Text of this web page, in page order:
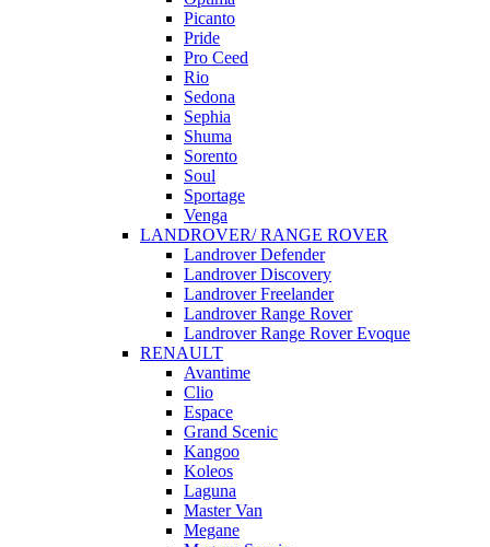
Picanto
Pride
Pro Ceed
Rio
Sedona
Sephia
Shuma
Sorento
Soul
Sportage
Venga
LANDROVER/ RANGE ROVER
Landrover Defender
Landrover Discovery
Landrover Freelander
Landrover Range Rover
Landrover Range Rover Evoque
RENAULT
Avantime
Clio
Espace
Grand Scenic
Kangoo
Koleos
Laguna
Master Van
Megane